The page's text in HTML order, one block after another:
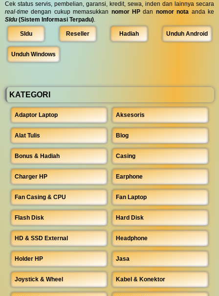
Cek status servis, pembelian, garansi, kredit, sewa, inden dan lainnya secara
real-time dengan cukup memasukkan nomor HP dan nomor nota anda ke
SIdu (Sistem Informasi Terpadu).
SIdu Reseller Hadiah Unduh Android
Unduh Windows
KATEGORI
Adaptor Laptop Aksesoris
Alat Tulis Blog
Bonus & Hadiah Casing
Charger HP Earphone
Fan Casing & CPU Fan Laptop
Flash Disk Hard Disk
HD & SSD External Headphone
Holder HP Jasa
Joystick & Wheel Kabel & Konektor